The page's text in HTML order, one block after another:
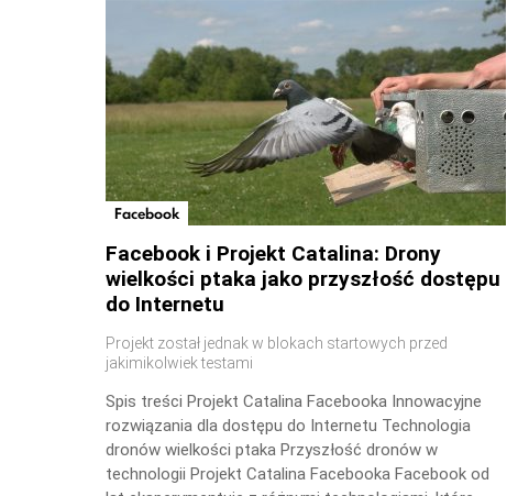
Facebook
Facebook i Projekt Catalina: Drony
wielkości ptaka jako przyszłość dostępu
do Internetu
Projekt został jednak w blokach startowych przed
jakimikolwiek testami
Spis treści Projekt Catalina Facebooka Innowacyjne
rozwiązania dla dostępu do Internetu Technologia
dronów wielkości ptaka Przyszłość dronów w
technologii Projekt Catalina Facebooka Facebook od